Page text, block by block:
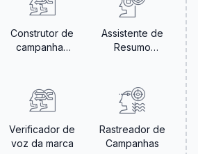
Construtor de
campanhas
Assistente de
Resumo
Verificador de
voz da marca
Rastreador de
Campanhas